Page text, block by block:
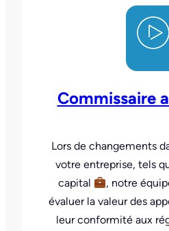
Commissaire
Lors de changements
votre entreprise, tels
capital
, notre
évaluer la valeur des
leur conformité aux